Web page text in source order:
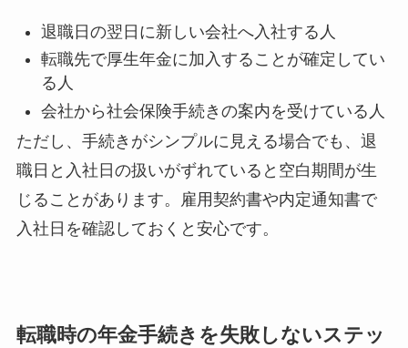
退職日の翌日に新しい会社へ入社する人
転職先で厚生年金に加入することが確定してい
る人
会社から社会保険手続きの案内を受けている人
ただし、手続きがシンプルに見える場合でも、退
職日と入社日の扱いがずれていると空白期間が生
じることがあります。雇用契約書や内定通知書で
入社日を確認しておくと安心です。
転職時の年金手続きを失敗しないステッ